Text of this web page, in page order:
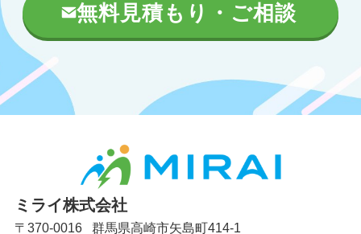
無料見積もり・ご相談
ミライ株式会社
〒370-0016 群馬県高崎市矢島町414-1